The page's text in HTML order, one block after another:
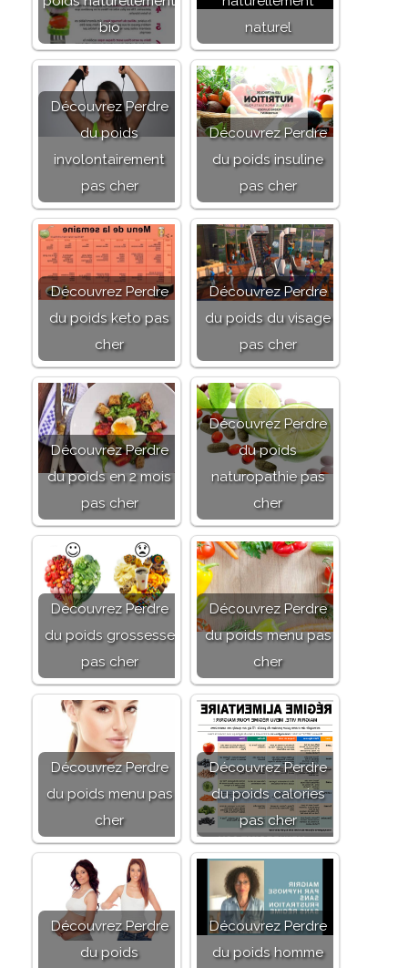
bio
naturel
Découvrez Perdre
du poids
involontairement
pas cher
Découvrez Perdre
du poids insuline
pas cher
Découvrez Perdre
du poids keto pas
cher
Découvrez Perdre
du poids du visage
pas cher
Découvrez Perdre
du poids en 2 mois
pas cher
Découvrez Perdre
du poids
naturopathie pas
cher
Découvrez Perdre
du poids grossesse
pas cher
Découvrez Perdre
du poids menu pas
cher
Découvrez Perdre
du poids menu pas
cher
Découvrez Perdre
du poids calories
pas cher
Découvrez Perdre
du poids
Découvrez Perdre
du poids homme